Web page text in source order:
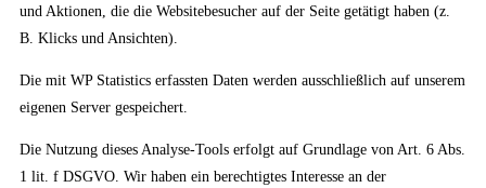
und Aktionen, die die Websitebesucher auf der Seite getätigt haben (z.
B. Klicks und Ansichten).
Die mit WP Statistics erfassten Daten werden ausschließlich auf unserem
eigenen Server gespeichert.
Die Nutzung dieses Analyse-Tools erfolgt auf Grundlage von Art. 6 Abs.
1 lit. f DSGVO. Wir haben ein berechtigtes Interesse an der